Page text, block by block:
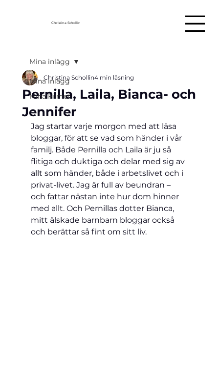
Christina Schollin
Mina inlägg
Mina Filmer
Mina inlägg
Pernilla, Laila, Bianca- och
Jennifer
Christina Schollin4 min läsning
Jag startar varje morgon med att läsa
bloggar, för att se vad som händer i vår
familj. Både Pernilla och Laila är ju så
flitiga och duktiga och delar med sig av
allt som händer, både i arbetslivet och i
privat-livet. Jag är full av beundran –
och fattar nästan inte hur dom hinner
med allt. Och Pernillas dotter Bianca,
mitt älskade barnbarn bloggar också
och berättar så fint om sitt liv.